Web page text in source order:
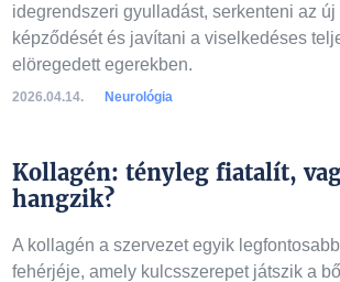
idegrendszeri gyulladást, serkenteni az új
képződését és javítani a viselkedéses
elöregedett egerekben.
2026.04.14. Neurológia
Kollagén: tényleg fiatalít,
hangzik?
A kollagén a szervezet egyik
fehérjéje, amely kulcsszerepet játszik a